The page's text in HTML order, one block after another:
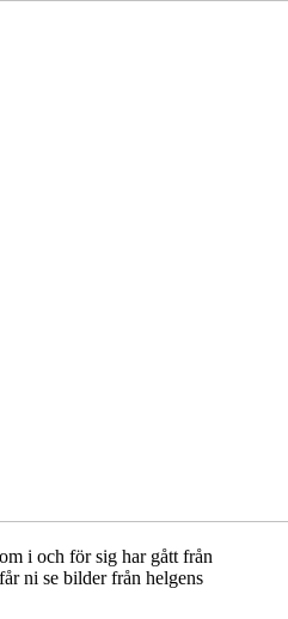
i och för sig har gått från
ni se bilder från helgens